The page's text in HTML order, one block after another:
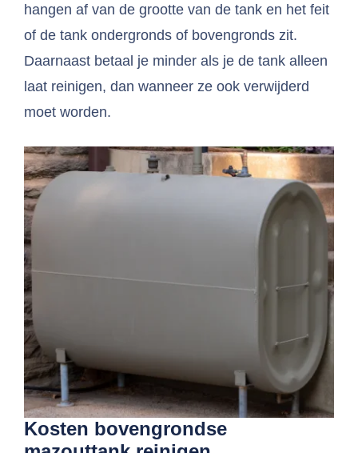
hangen af van de grootte van de tank en het feit
of de tank ondergronds of bovengronds zit.
Daarnaast betaal je minder als je de tank alleen
laat reinigen, dan wanneer ze ook verwijderd
moet worden.
Kosten bovengrondse